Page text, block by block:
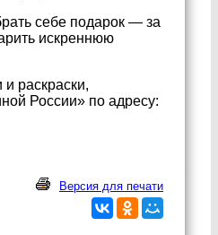
себе подарок — за
искреннюю
раскраски,
России» по адресу:
Версия для печати